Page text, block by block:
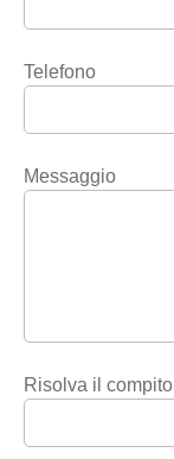
Telefono
Messaggio
Risolva il compito